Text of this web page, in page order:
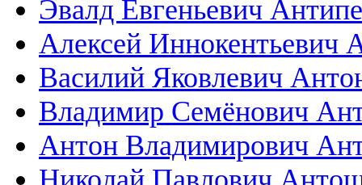
Эвалд Евгеньевич
Алексей Иннокентьевич
Василий Яковлевич
Владимир Семёнович
Антон Владимирович